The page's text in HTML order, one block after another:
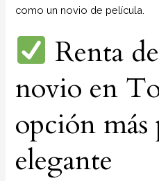
como un novio de película.
Renta
novio en
opción
elegante